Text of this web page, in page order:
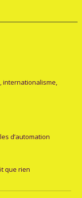
internationalisme,
d’automation
que rien